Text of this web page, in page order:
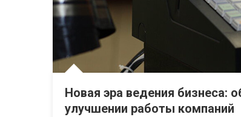
Новая эра ведения бизнеса:
улучшении работы компаний